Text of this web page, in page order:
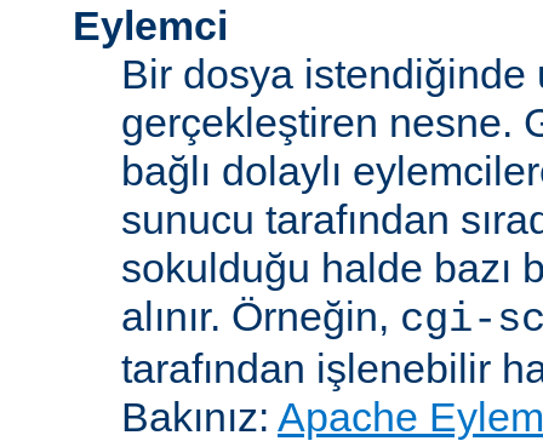
Eylemci
Bir dosya
gerçekleştiren nesne.
bağlı dolaylı
sunucu tarafından
sokulduğu halde bazı
alınır. Örneğin, cgi-
tarafından işlenebilir
Bakınız: Apache